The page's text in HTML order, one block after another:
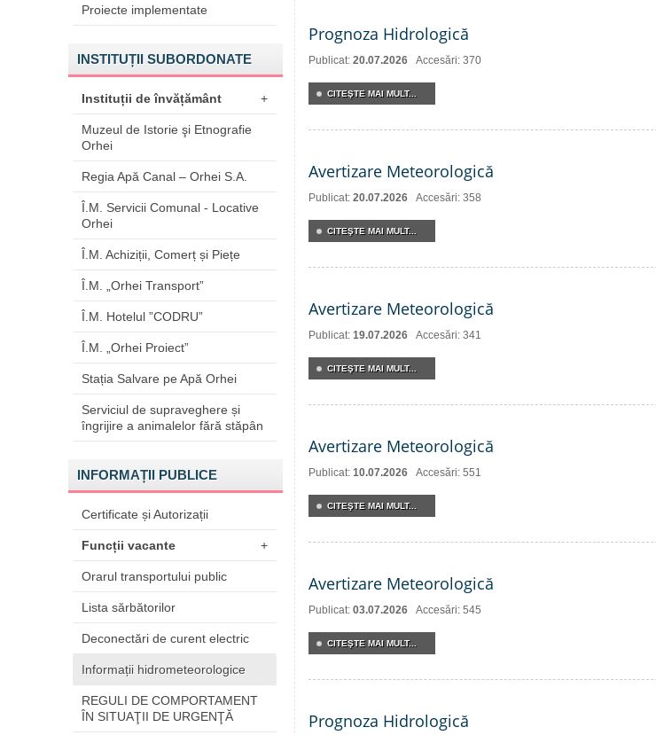
Proiecte implementate
INSTITUȚII SUBORDONATE
Instituții de învățământ +
Muzeul de Istorie şi Etnografie
Orhei
Regia Apă Canal – Orhei S.A.
Î.M. Servicii Comunal - Locative
Orhei
Î.M. Achiziții, Comerț și Piețe
Î.M. „Orhei Transport”
Î.M. Hotelul ”CODRU”
Î.M. „Orhei Proiect”
Stația Salvare pe Apă Orhei
Serviciul de supraveghere și
îngrijire a animalelor fără stăpân
INFORMAȚII PUBLICE
Certificate și Autorizații
Funcții vacante +
Orarul transportului public
Lista sărbătorilor
Deconectări de curent electric
Informații hidrometeorologice
REGULI DE COMPORTAMENT
ÎN SITUAŢII DE URGENŢĂ
Prognoza Hidrologică
Publicat: 20.07.2026 Accesări: 370
CITEŞTE MAI MULT...
Avertizare Meteorologică
Publicat: 20.07.2026 Accesări: 358
CITEŞTE MAI MULT...
Avertizare Meteorologică
Publicat: 19.07.2026 Accesări: 341
CITEŞTE MAI MULT...
Avertizare Meteorologică
Publicat: 10.07.2026 Accesări: 551
CITEŞTE MAI MULT...
Avertizare Meteorologică
Publicat: 03.07.2026 Accesări: 545
CITEŞTE MAI MULT...
Prognoza Hidrologică